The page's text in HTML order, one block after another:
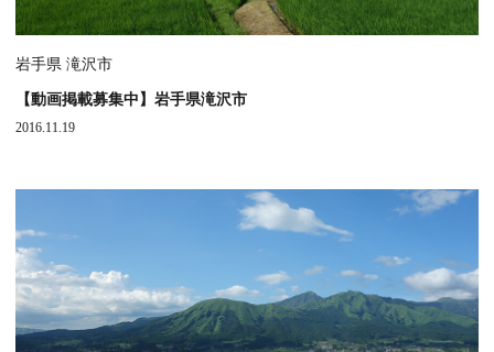
岩手県 滝沢市
【動画掲載募集中】岩手県滝沢市
2016.11.19